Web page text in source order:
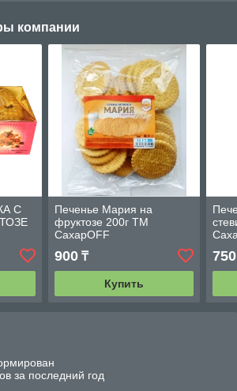
компании
С
Печенье Мария на
фруктозе 200г ТМ
СахарOFF
900₸
Купить
750
за последний год